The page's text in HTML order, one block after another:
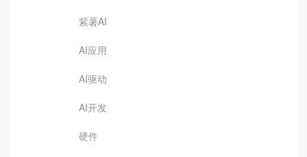
紫薯AI
AI应用
AI驱动
AI开发
硬件